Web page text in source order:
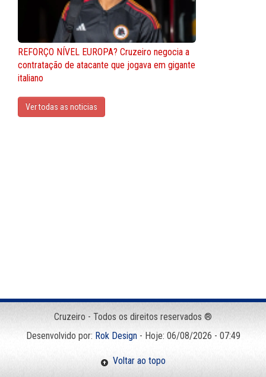
REFORÇO NÍVEL EUROPA? Cruzeiro negocia a
contratação de atacante que jogava em gigante
italiano
Ver todas as noticias
Cruzeiro - Todos os direitos reservados ®
Desenvolvido por: Rok Design- Hoje: 06/08/2026 - 07:49
Voltar ao topo